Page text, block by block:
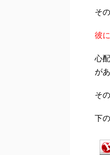
そ
彼
心
が
そ
下